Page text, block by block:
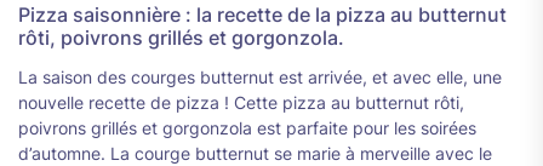
Pizza saisonnière : la recette de la pizza au butternut
rôti, poivrons grillés et gorgonzola.
La saison des courges butternut est arrivée, et avec elle, une
nouvelle recette de pizza ! Cette pizza au butternut rôti,
poivrons grillés et gorgonzola est parfaite pour les soirées
d’automne. La courge butternut se marie à merveille avec le